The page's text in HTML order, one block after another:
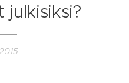
julkisiksi?